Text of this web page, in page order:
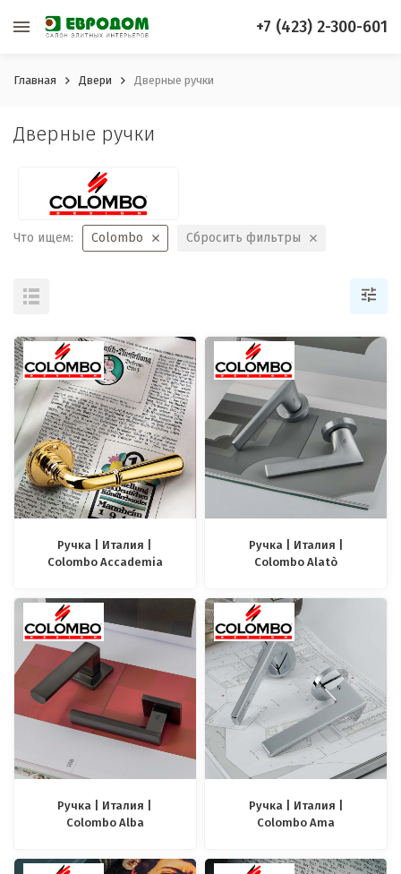
+7 (423) 2-300-601
Главная Двери Дверные ручки
Дверные ручки
Что ищем: Colombo Сбросить фильтры
Ручка | Италия |
Colombo Accademia
Ручка | Италия |
Colombo Alatò
Ручка | Италия |
Colombo Alba
Ручка | Италия |
Colombo Ama